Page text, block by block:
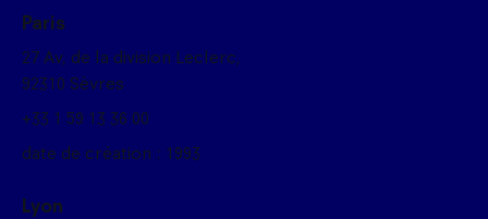
Paris
27 Av, de la division Leclerc,
92310 Sèvres
+33 1 59 13 36 00
date de création : 1993
Lyon